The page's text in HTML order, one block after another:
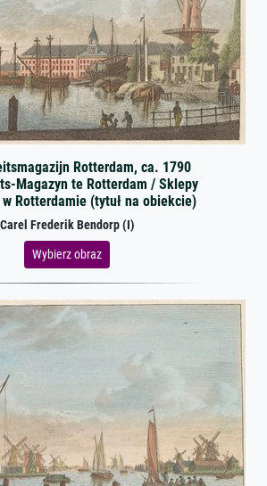
Rotterdam, ca. 1790
Magazyn te Rotterdam / Sklepy
Rotterdamie (tytuł na obiekcie)
Carel Frederik Bendorp (I)
Wybierz obraz